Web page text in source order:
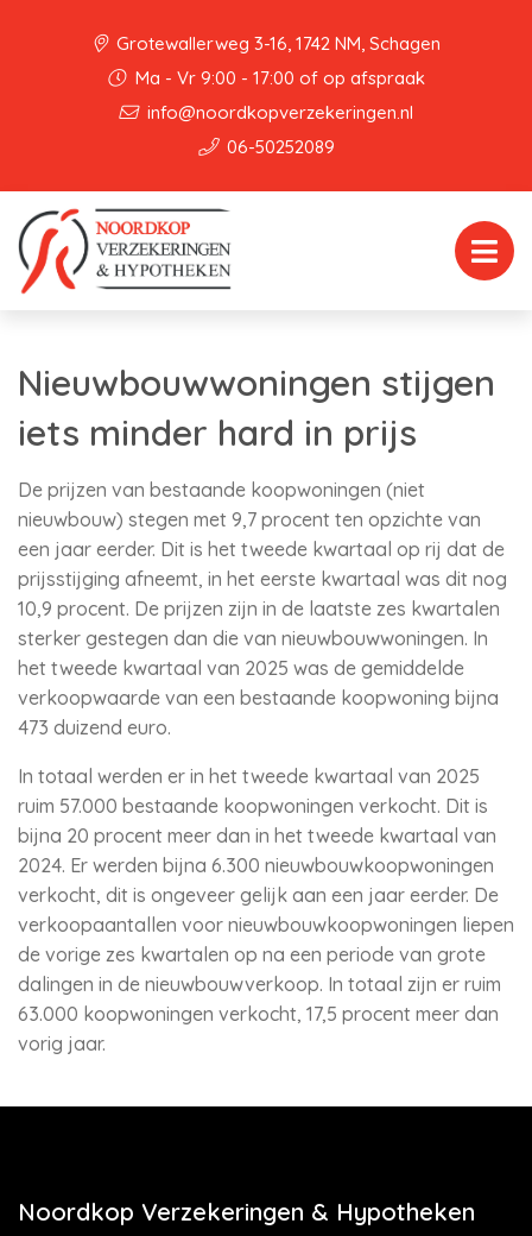
Grotewallerweg 3-16, 1742 NM, Schagen
Ma - Vr 9:00 - 17:00 of op afspraak
info@noordkopverzekeringen.nl
06-50252089
Nieuwbouwwoningen stijgen
iets minder hard in prijs
De prijzen van bestaande koopwoningen (niet
nieuwbouw) stegen met 9,7 procent ten opzichte van
een jaar eerder. Dit is het tweede kwartaal op rij dat de
prijsstijging afneemt, in het eerste kwartaal was dit nog
10,9 procent. De prijzen zijn in de laatste zes kwartalen
sterker gestegen dan die van nieuwbouwwoningen. In
het tweede kwartaal van 2025 was de gemiddelde
verkoopwaarde van een bestaande koopwoning bijna
473 duizend euro.
In totaal werden er in het tweede kwartaal van 2025
ruim 57.000 bestaande koopwoningen verkocht. Dit is
bijna 20 procent meer dan in het tweede kwartaal van
2024. Er werden bijna 6.300 nieuwbouwkoopwoningen
verkocht, dit is ongeveer gelijk aan een jaar eerder. De
verkoopaantallen voor nieuwbouwkoopwoningen liepen
de vorige zes kwartalen op na een periode van grote
dalingen in de nieuwbouwverkoop. In totaal zijn er ruim
63.000 koopwoningen verkocht, 17,5 procent meer dan
vorig jaar.
Noordkop Verzekeringen & Hypotheken